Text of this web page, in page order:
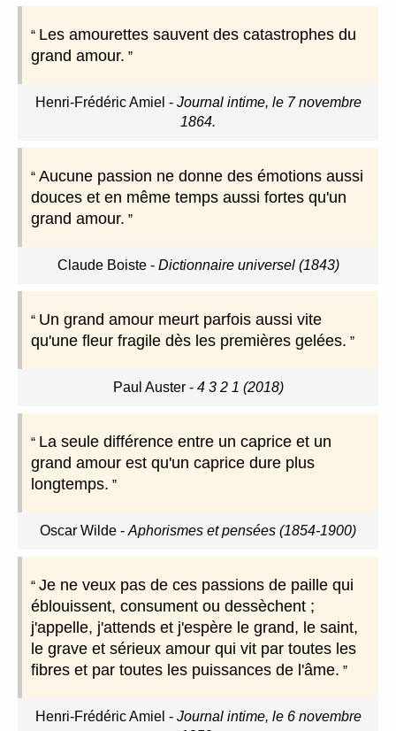
Les amourettes sauvent des catastrophes du
grand amour.
Henri-Frédéric Amiel - Journal intime, le 7 novembre
1864.
Aucune passion ne donne des émotions aussi
douces et en même temps aussi fortes qu'un
grand amour.
Claude Boiste- Dictionnaire universel (1843)
Un grand amour meurt parfois aussi vite
qu'une fleur fragile dès les premières gelées.
Paul Auster- 4 3 2 1 (2018)
La seule différence entre un caprice et un
grand amour est qu'un caprice dure plus
longtemps.
Oscar Wilde - Aphorismes et pensées (1854-1900)
Je ne veux pas de ces passions de paille qui
éblouissent, consument ou dessèchent ;
j'appelle, j'attends et j'espère le grand, le saint,
le grave et sérieux amour qui vit par toutes les
fibres et par toutes les puissances de l'âme.
Henri-Frédéric Amiel - Journal intime, le 6 novembre